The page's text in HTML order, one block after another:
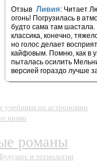
Отзыв Ливия: Читает
огонь! Погрузилась в
будто сама там шастала.
классика, конечно,
но голос делает
кайфовым. Помню, как в
пыталась осилить
версией гораздо лучше
учебники по астрономии
право
романы
Будущее и технологии